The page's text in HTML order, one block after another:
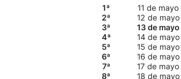
1ª
11 de mayo
2ª
12 de mayo
3ª
13 de mayo
4ª
14 de mayo
5ª
15 de mayo
6ª
16 de mayo
7ª
17 de mayo
8ª
18 de mayo